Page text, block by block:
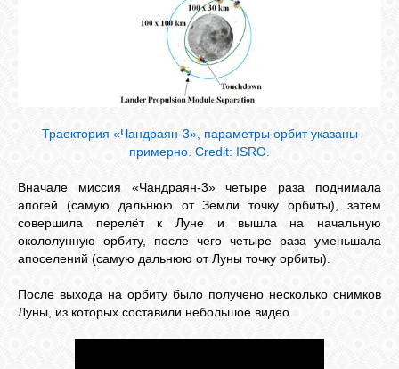
Траектория «Чандраян-3», параметры орбит указаны
примерно. Credit: ISRO.
Вначале миссия «Чандраян-3» четыре раза поднимала
апогей (самую дальнюю от Земли точку орбиты), затем
совершила перелёт к Луне и вышла на начальную
окололунную орбиту, после чего четыре раза уменьшала
апоселений (самую дальнюю от Луны точку орбиты).
После выхода на орбиту было получено несколько снимков
Луны, из которых составили небольшое видео.